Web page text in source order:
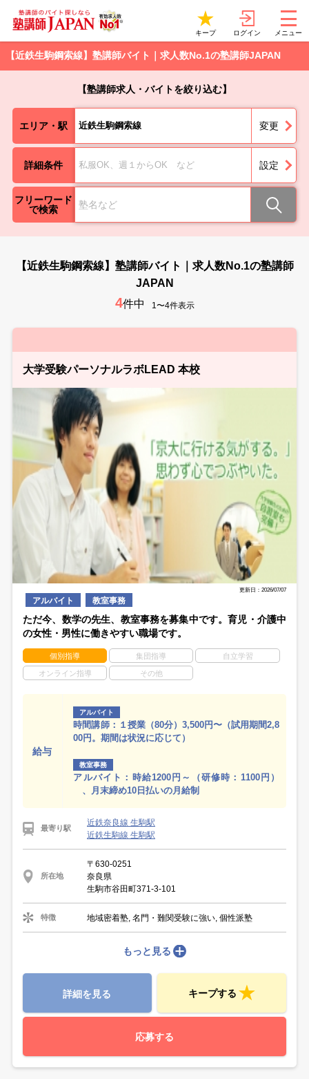
キープ ログイン メニュー
【近鉄生駒鋼索線】塾講師バイト｜求人数No.1の塾講師JAPAN
【塾講師求人・バイトを絞り込む】
エリア・駅 近鉄生駒鋼索線 変更
詳細条件 私服OK、週１からOK など 設定
フリーワード
で検索
【近鉄生駒鋼索線】塾講師バイト｜求人数No.1の塾講師
JAPAN
4件中 1〜4件表示
大学受験パーソナルラボLEAD 本校
更新日：2026/07/07
アルバイト 教室事務
ただ今、数学の先生、教室事務を募集中です。育児・介護中
の女性・男性に働きやすい職場です。
個別指導 集団指導 自立学習
オンライン指導 その他
給与
アルバイト
時間講師：１授業（80分）3,500円〜（試用期間2,8
00円。期間は状況に応じて）
教室事務
アルバイト：時給1200円～（研修時：1100円）
、月末締め10日払いの月給制
最寄り駅
近鉄奈良線 生駒駅
近鉄生駒線 生駒駅
所在地
〒630-0251
奈良県
生駒市谷田町371-3-101
特徴 地域密着塾, 名門・難関受験に強い, 個性派塾
もっと見る
詳細を見る キープする
応募する